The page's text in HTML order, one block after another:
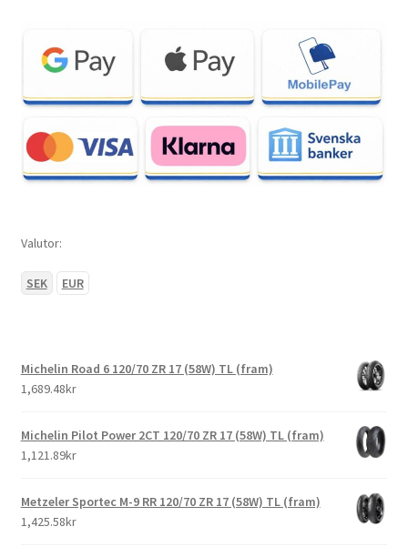
Valutor:
SEK EUR
Michelin Road 6 120/70 ZR 17 (58W) TL (fram)
1,689.48kr
Michelin Pilot Power 2CT 120/70 ZR 17 (58W) TL (fram)
1,121.89kr
Metzeler Sportec M-9 RR 120/70 ZR 17 (58W) TL (fram)
1,425.58kr